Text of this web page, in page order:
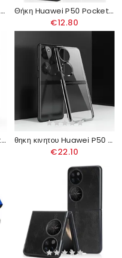
θηκη κινητου Huawei P50 Pocket Συνθετικό Δέρμα Lychee Θήκη Huawei P50 Pocket Δερμάτινο Εφέ Litchi
€12.80
Θήκη Huawei P50 Pocket Mate With Ring-support θηκη κινητου Huawei P50 Pocket Διαφανές Έγχρωμο
€22.10